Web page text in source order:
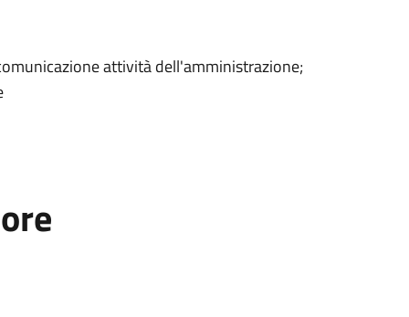
attività dell'amministrazione;